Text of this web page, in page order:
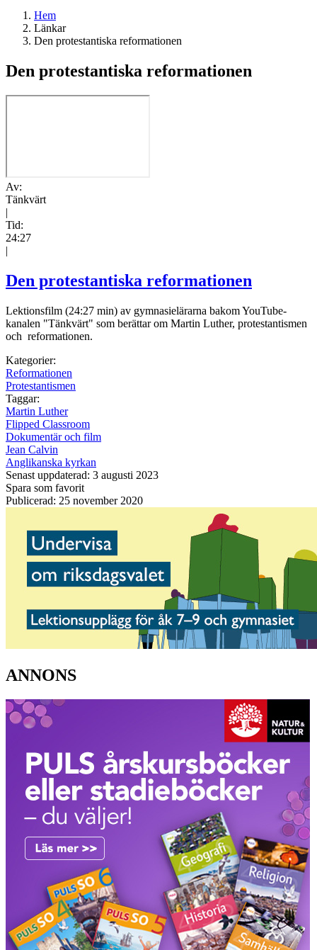
Hem
Länkar
Den protestantiska reformationen
Den protestantiska reformationen
Av:
Tänkvärt
|
Tid:
24:27
|
Den protestantiska reformationen
Lektionsfilm (24:27 min) av gymnasielärarna bakom YouTube-
kanalen "Tänkvärt" som berättar om Martin Luther, protestantismen
och reformationen.
Kategorier:
Reformationen
Protestantismen
Taggar:
Martin Luther
Flipped Classroom
Dokumentär och film
Jean Calvin
Anglikanska kyrkan
Senast uppdaterad: 3 augusti 2023
Spara som favorit
Publicerad: 25 november 2020
ANNONS